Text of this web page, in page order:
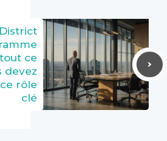
District
ce
devez
rôle
clé